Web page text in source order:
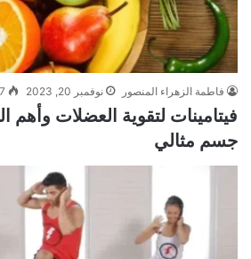
فاطمة الزهراء المنصور نوفمبر 20, 2023
فيتامينات لتقوية العضلات وأهم
جسم مثالي